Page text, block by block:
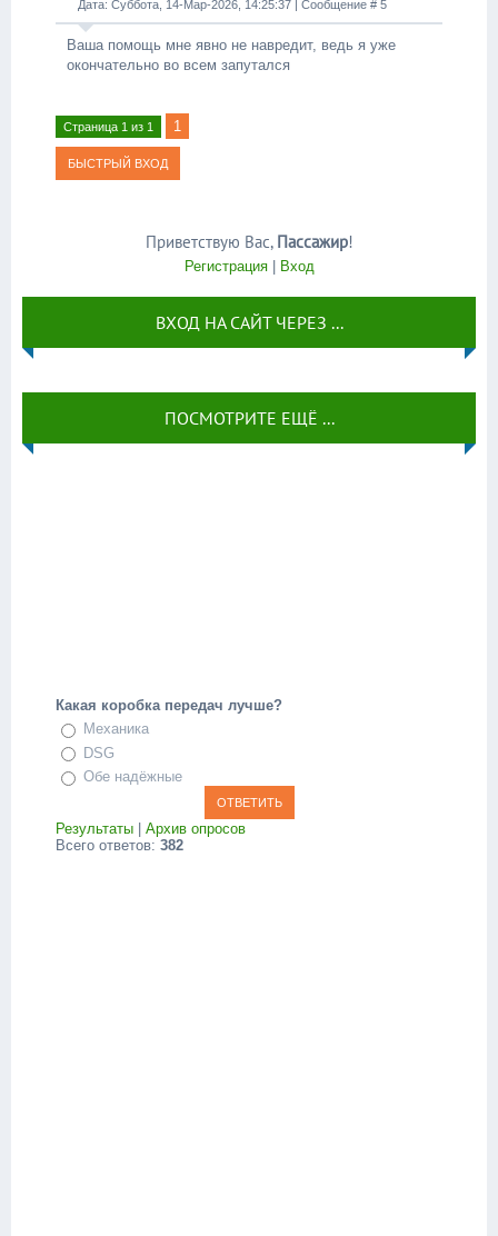
Дата: Суббота, 14-Мар-2026, 14:25:37 | Сообщение # 5
Ваша помощь мне явно не навредит, ведь я уже
окончательно во всем запутался
Страница 1 из 1 1
Приветствую Вас, Пассажир!
Регистрация| Вход
ВХОД НА САЙТ ЧЕРЕЗ ...
ПОСМОТРИТЕ ЕЩЁ ...
Какая коробка передач лучше?
Механика
DSG
Обе надёжные
Результаты | Архив опросов
Всего ответов: 382